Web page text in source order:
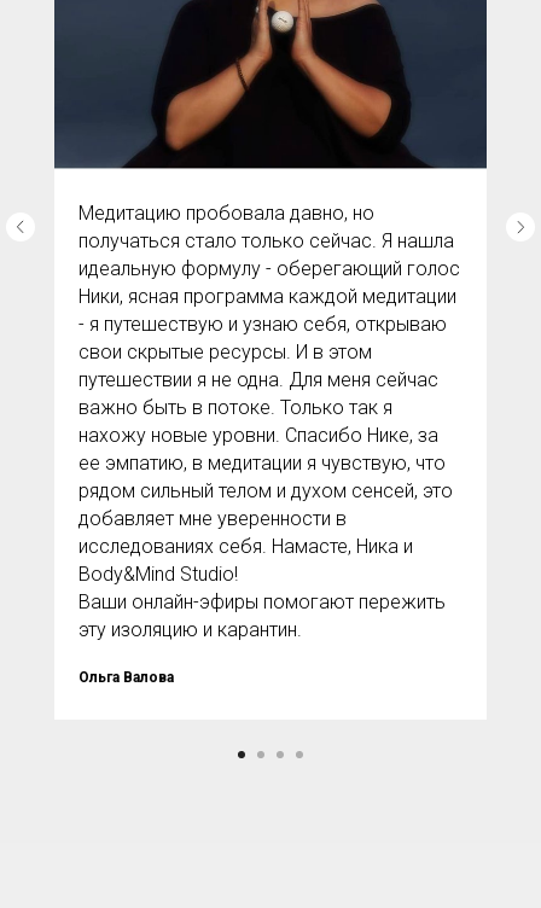
Медитацию пробовала давно, но
получаться стало только сейчас. Я нашла
идеальную формулу - оберегающий голос
Ники, ясная программа каждой медитации
- я путешествую и узнаю себя, открываю
свои скрытые ресурсы. И в этом
путешествии я не одна. Для меня сейчас
важно быть в потоке. Только так я
нахожу новые уровни. Спасибо Нике, за
ее эмпатию, в медитации я чувствую, что
рядом сильный телом и духом сенсей, это
добавляет мне уверенности в
исследованиях себя. Намасте, Ника и
Body&Mind Studio!
Ваши онлайн-эфиры помогают пережить
эту изоляцию и карантин.
Ольга Валова